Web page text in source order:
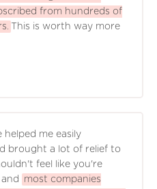
from hundreds of
This is worth way more
helped me easily
brought a lot of relief to
feel like you're
most companies